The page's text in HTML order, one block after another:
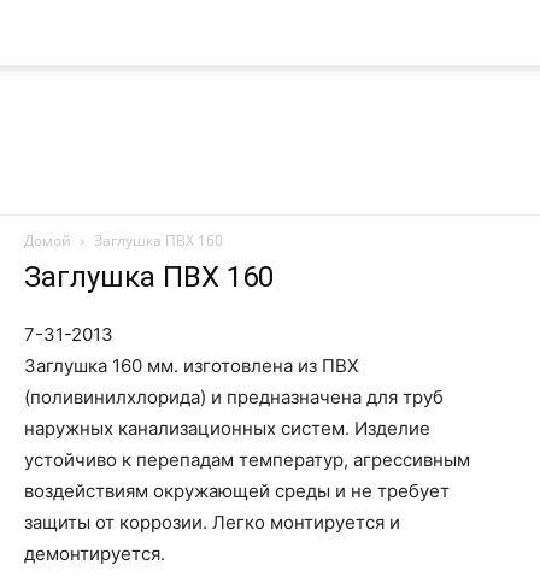
Nanoplast
Домой Заглушка ПВХ 160
Заглушка ПВХ 160
7-31-2013
Заглушка 160 мм. изготовлена ​​из ПВХ
(поливинилхлорида) и предназначена для труб
наружных канализационных систем. Изделие
устойчиво к перепадам температур, агрессивным
воздействиям окружающей среды и не требует
защиты от коррозии. Легко монтируется и
демонтируется.